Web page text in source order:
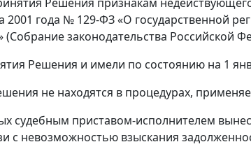
2001 года № 129-ФЗ «О государственной
законодательства Российской
Решения и имели по состоянию на 1
не находятся в процедурах,
судебным приставом-исполнителем
с невозможностью взыскания